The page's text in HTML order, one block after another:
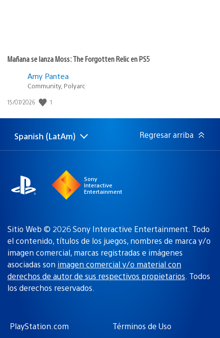
Mañana se lanza Moss: The Forgotten Relic en PS5
Amy Pantea
Community, Polyarc
Fecha
publicación:
15/07/2026 1
Elige
Región
Spanish (LatAm) Regresar arriba
Sony
Interactive
Entertainment
Sitio Web © 2026 Sony Interactive Entertainment. Todo
el contenido, títulos de los juegos, nombres de marca y/o
imagen comercial, marcas registradas e imágenes
asociadas son imagen comercial y/o material con
derechos de autor de sus respectivos propietarios. Todos
los derechos reservados.
PlayStation.com Términos de Uso